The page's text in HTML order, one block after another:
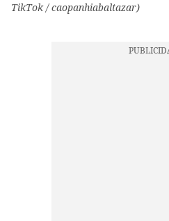
TikTok / caopanhiabaltazar)